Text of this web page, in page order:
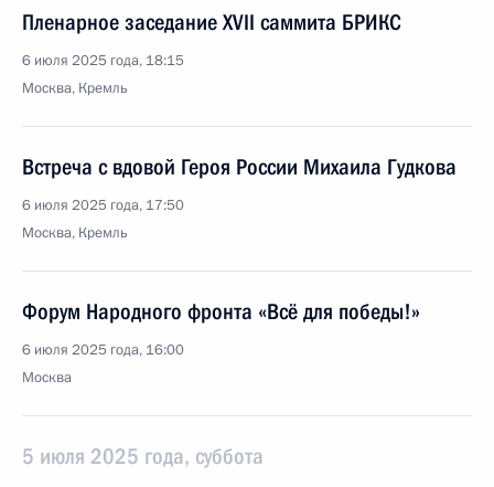
Пленарное заседание XVII саммита БРИКС
6 июля 2025 года, 18:15
Москва, Кремль
Встреча с вдовой Героя России Михаила Гудкова
6 июля 2025 года, 17:50
Москва, Кремль
Форум Народного фронта «Всё для победы!»
6 июля 2025 года, 16:00
Москва
5 июля 2025 года, суббота